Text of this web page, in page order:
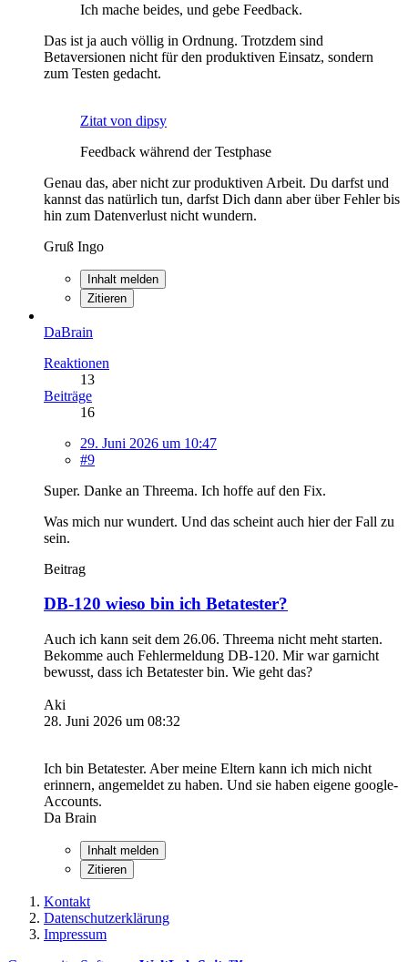
Ich mache beides, und gebe Feedback.
Das ist ja auch völlig in Ordnung. Trotzdem sind
Betaversionen nicht für den produktiven Einsatz, sondern
zum Testen gedacht.
Zitat von dipsy
Feedback während der Testphase
Genau das, aber nicht zur produktiven Arbeit. Du darfst und
kannst das natürlich tun, darfst Dich dann aber über Fehler bis
hin zum Datenverlust nicht wundern.
Gruß Ingo
Inhalt melden
Zitieren
DaBrain
Reaktionen
13
Beiträge
16
29. Juni 2026 um 10:47
#9
Super. Danke an Threema. Ich hoffe auf den Fix.
Was mich nur wundert. Und das scheint auch hier der Fall zu
sein.
Beitrag
DB-120 wieso bin ich Betatester?
Auch ich kann seit dem 26.06. Threema nicht meht starten.
Bekomme auch Fehlermeldung DB-120. Mir war garnicht
bewusst, dass ich Betatester bin. Wie geht das?
Aki
28. Juni 2026 um 08:32
Ich bin Betatester. Aber meine Eltern kann ich mich nicht
erinnern, angemeldet zu haben. Und sie haben eigene google-
Accounts.
Da Brain
Inhalt melden
Zitieren
Kontakt
Datenschutzerklärung
Impressum